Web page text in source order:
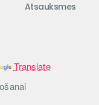
Atsauksmes
Translate